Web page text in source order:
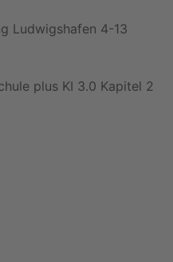
Ludwigshafen 4-13
plus KI 3.0 Kapitel 2